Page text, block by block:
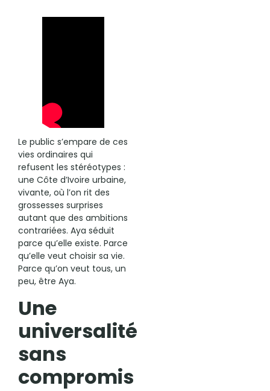
Le public s’empare de ces
vies ordinaires qui
refusent les stéréotypes :
une Côte d’Ivoire urbaine,
vivante, où l’on rit des
grossesses surprises
autant que des ambitions
contrariées. Aya séduit
parce qu’elle existe. Parce
qu’elle veut choisir sa vie.
Parce qu’on veut tous, un
peu, être Aya.
Une
universalité
sans
compromis